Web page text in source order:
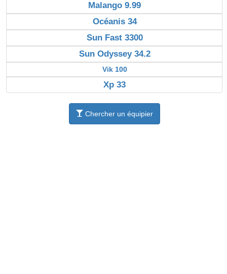
Malango 9.99
Océanis 34
Sun Fast 3300
Sun Odyssey 34.2
Vik 100
Xp 33
Chercher un équipier